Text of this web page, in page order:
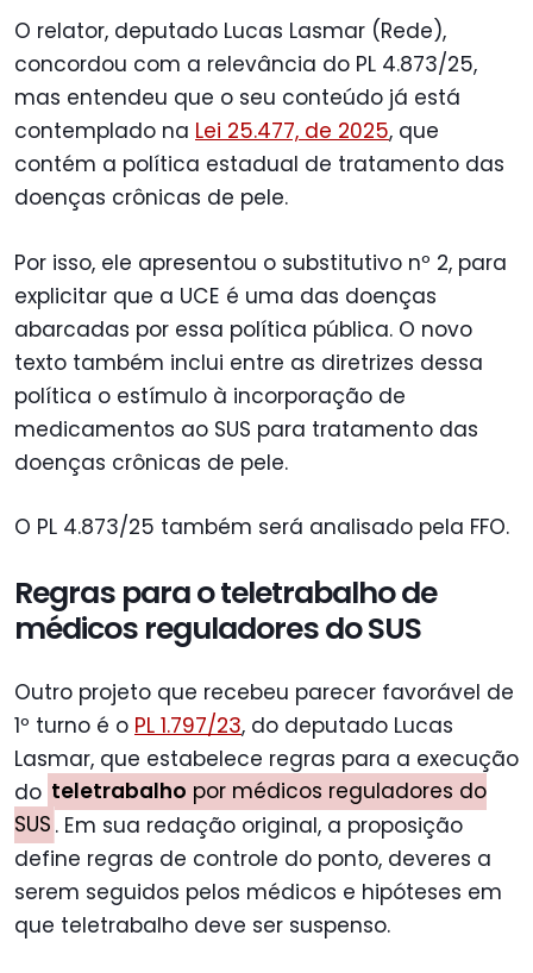
O relator, deputado Lucas Lasmar (Rede),
concordou com a relevância do PL 4.873/25,
mas entendeu que o seu conteúdo já está
contemplado na Lei 25.477, de 2025, que
contém a política estadual de tratamento das
doenças crônicas de pele.
Por isso, ele apresentou o substitutivo nº 2, para
explicitar que a UCE é uma das doenças
abarcadas por essa política pública. O novo
texto também inclui entre as diretrizes dessa
política o estímulo à incorporação de
medicamentos ao SUS para tratamento das
doenças crônicas de pele.
O PL 4.873/25 também será analisado pela FFO.
Regras para o teletrabalho de
médicos reguladores do SUS
Outro projeto que recebeu parecer favorável de
1º turno é o PL 1.797/23, do deputado Lucas
Lasmar, que estabelece regras para a execução
do teletrabalho por médicos reguladores do
SUS . Em sua redação original, a proposição
define regras de controle do ponto, deveres a
serem seguidos pelos médicos e hipóteses em
que teletrabalho deve ser suspenso.